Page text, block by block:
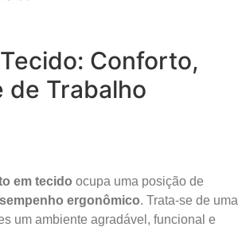
Conforto,
de Trabalho
em tecido ocupa uma posição de
ergonômico. Trata-se de uma
um ambiente agradável, funcional e